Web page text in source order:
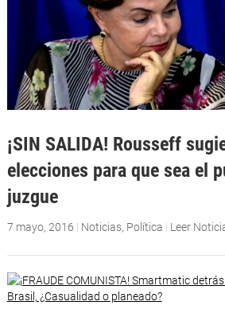
¡SIN SALIDA! Rousseff
elecciones para que sea el
juzgue
7 mayo, 2016 | Noticias, Política | Leer